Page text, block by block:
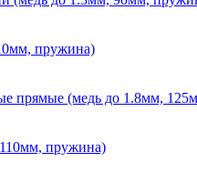
пружина)
прямые (медь до 1.8мм,
пружина)